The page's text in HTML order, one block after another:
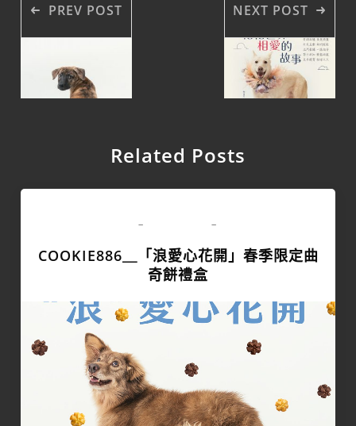
PREV POST NEXT POST
Related Posts
- -
COOKIE886＿「浪愛心花開」春季限定曲
奇餅禮盒